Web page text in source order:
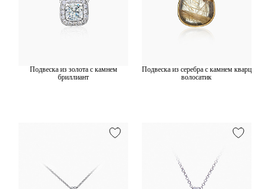
Подвеска из золота с камнем
бриллиант
Подвеска из серебра с камнем кварц
волосатик